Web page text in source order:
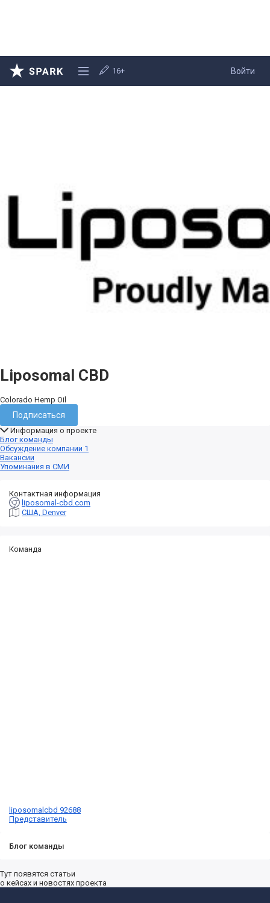
Войти
16+
Liposomal CBD
Colorado Hemp Oil
Подписаться
Информация о проекте
Блог команды
Обсуждение компании 1
Вакансии
Упоминания в СМИ
Контактная информация
liposomal-cbd.com
США, Denver
Команда
liposomalcbd 92688
Представитель
Блог команды
Тут появятся статьи
о кейсах и новостях проекта